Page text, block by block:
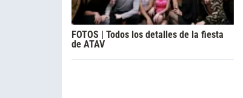
FOTOS | Todos los detalles de la fiesta
de ATAV